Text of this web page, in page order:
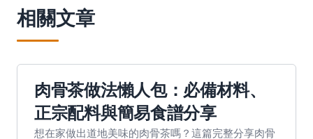
相關文章
肉骨茶做法懶人包：必備材料、
正宗配料與簡易食譜分享
想在家做出道地美味的肉骨茶嗎？這篇完整分享肉骨